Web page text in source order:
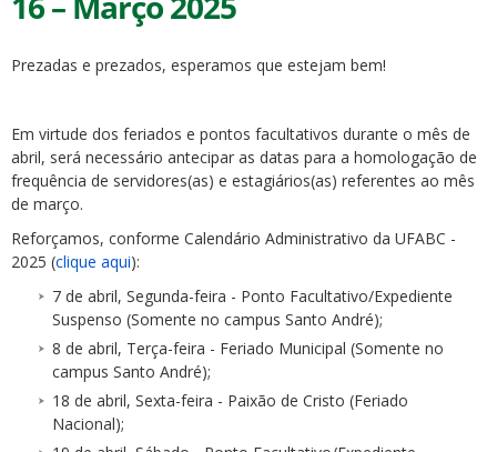
Prezadas e prezados, esperamos que estejam bem!
Em virtude dos feriados e pontos facultativos durante o mês de
abril, será necessário antecipar as datas para a homologação de
frequência de servidores(as) e estagiários(as) referentes ao mês
de março.
Reforçamos, conforme Calendário Administrativo da UFABC -
2025 (clique aqui):
7 de abril, Segunda-feira - Ponto Facultativo/Expediente
Suspenso (Somente no campus Santo André);
8 de abril, Terça-feira - Feriado Municipal (Somente no
campus Santo André);
18 de abril, Sexta-feira - Paixão de Cristo (Feriado
Nacional);